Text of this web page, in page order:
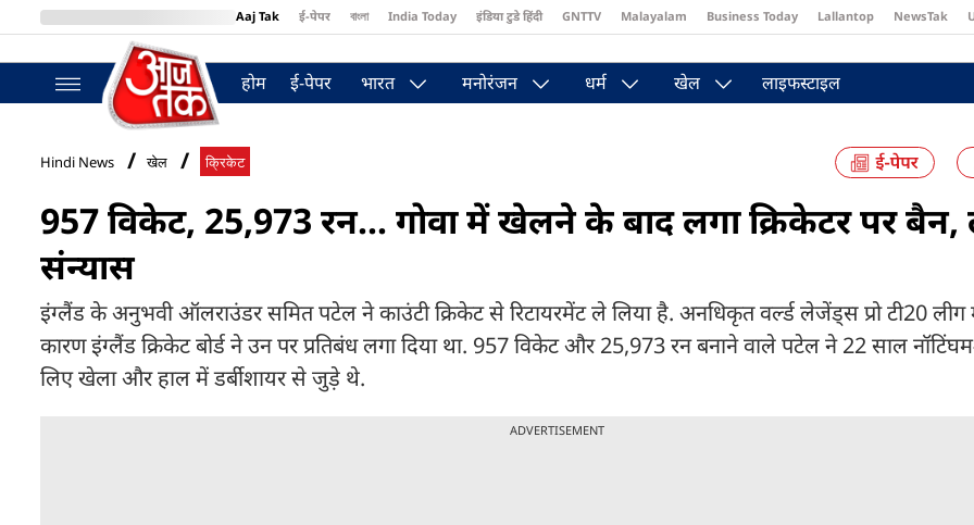
Aaj Tak ई-पेपर বাংলা India Today इंडिया टुडे हिंदी GNTTV Malayalam Business Today Lallantop NewsTak
BT Bazaar
होम ई-पेपर भारत मनोरंजन धर्म खेल लाइफस्टाइल
Hindi News खेल क्रिकेट
957 विकेट, 25,973 रन... गोवा में खेलने के बाद लगा क्रिकेटर पर बैन,
संन्यास
इंग्लैंड के अनुभवी ऑलराउंडर सम‍ित पटेल ने काउंटी क्रिकेट से र‍िटायरमेंट ले लिया है. अनधिकृत वर्ल्ड लेजेंड्स प्रो टी20
कारण इंग्लैंड क्रिकेट बोर्ड ने उन पर प्रतिबंध लगा दिया था. 957 विकेट और 25,973 रन बनाने वाले पटेल ने 22 साल
लिए खेला और हाल में डर्बीशायर से जुड़े थे.
ADVERTISEMENT